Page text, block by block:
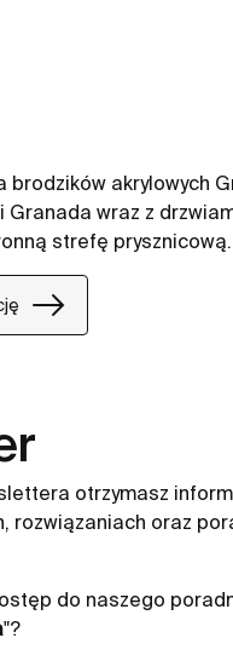
brodzików akrylowych
Granada wraz z
strefę prysznicową.
otrzymasz
rozwiązaniach oraz
do naszego
"?